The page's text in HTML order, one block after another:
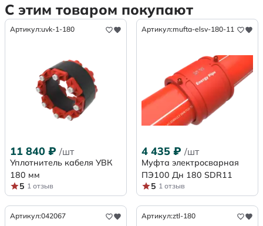
С этим товаром покупают
Артикул:uvk-1-180
11 840 ₽ /шт
Уплотнитель кабеля УВК
180 мм
5 1 отзыв
Артикул:mufta-elsv-180-11
4 435 ₽ /шт
Муфта электросварная
ПЭ100 Дн 180 SDR11
5 1 отзыв
Артикул:042067 Артикул:ztl-180